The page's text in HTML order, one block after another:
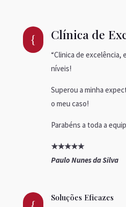
{ Clínica de
“Clinica de excelência,
níveis!
Superou a minha
o meu caso!
Parabéns a toda a
★★★★★
Paulo Nunes da Silva
Soluções Eficazes